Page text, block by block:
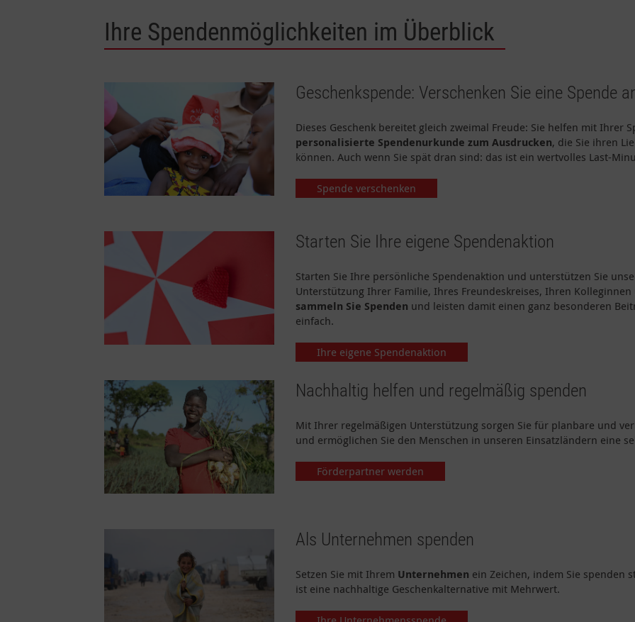
Ihre Spendenmöglichkeiten im Überblick
Geschenkspende: Verschenken Sie eine Spende
Dieses Geschenk bereitet gleich zweimal Freude: Sie helfen mit Ihrer
personalisierte Spendenurkunde zum Ausdrucken, die Sie ihren
können. Auch wenn Sie spät dran sind: das ist ein wertvolles Last-
Spende verschenken
Starten Sie Ihre eigene Spendenaktion
Starten Sie Ihre persönliche Spendenaktion und unterstützen Sie
Unterstützung Ihrer Familie, Ihres Freundeskreises, Ihren
sammeln Sie Spenden und leisten damit einen ganz besonderen
einfach.
Ihre eigene Spendenaktion
Nachhaltig helfen und regelmäßig spenden
Mit Ihrer regelmäßigen Unterstützung sorgen Sie für planbare und
und ermöglichen Sie den Menschen in unseren Einsatzländern eine
Förderpartner werden
Als Unternehmen spenden
Setzen Sie mit Ihrem Unternehmen ein Zeichen, indem Sie spenden
ist eine nachhaltige Geschenkalternative mit Mehrwert.